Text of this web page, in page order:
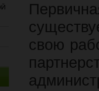
свою